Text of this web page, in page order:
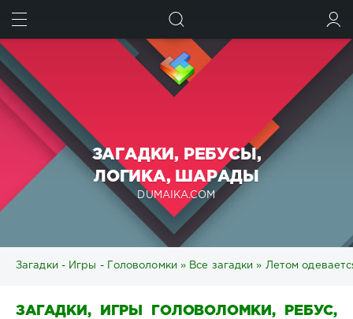
ЗАГАДКИ, РЕБУСЫ,
ЛОГИКА, ШАРАДЫ
DUMAIKA.COM
Загадки - Игры - Головоломки » Все загадки » Летом
ЗАГАДКИ, ИГРЫ ГОЛОВОЛОМКИ, РЕБУС,